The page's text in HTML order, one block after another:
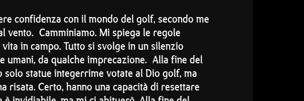
confidenza con il mondo del golf, secondo me
Camminiamo. Mi spiega le regole
in campo. Tutto si svolge in un silenzio
umani, da qualche imprecazione. Alla fine del
statue integerrime votate al Dio golf, ma
risata. Certo, hanno una capacità di resettare